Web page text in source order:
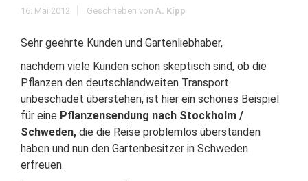
16. Mai 2012 Geschrieben von A. Kipp
Sehr geehrte Kunden und Gartenliebhaber,
nachdem viele Kunden schon skeptisch sind, ob die
Pflanzen den deutschlandweiten Transport
unbeschadet überstehen, ist hier ein schönes Beispiel
für eine Pflanzensendung nach Stockholm /
Schweden, die die Reise problemlos überstanden
haben und nun den Gartenbesitzer in Schweden
erfreuen.